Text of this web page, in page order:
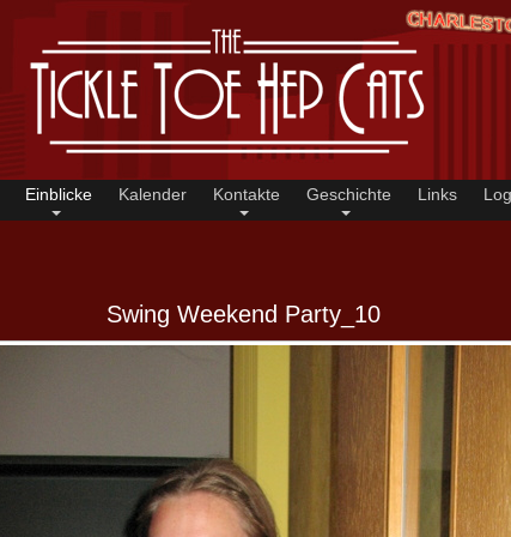
Einblicke Kalender Kontakte Geschichte Links
Swing Weekend Party_10